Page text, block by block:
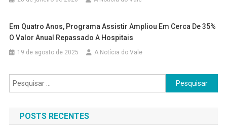
Em Quatro Anos, Programa Assistir Ampliou Em Cerca De 35%
O Valor Anual Repassado A Hospitais
19 de agosto de 2025 A Notícia do Vale
Pesquisar
por:
POSTS RECENTES